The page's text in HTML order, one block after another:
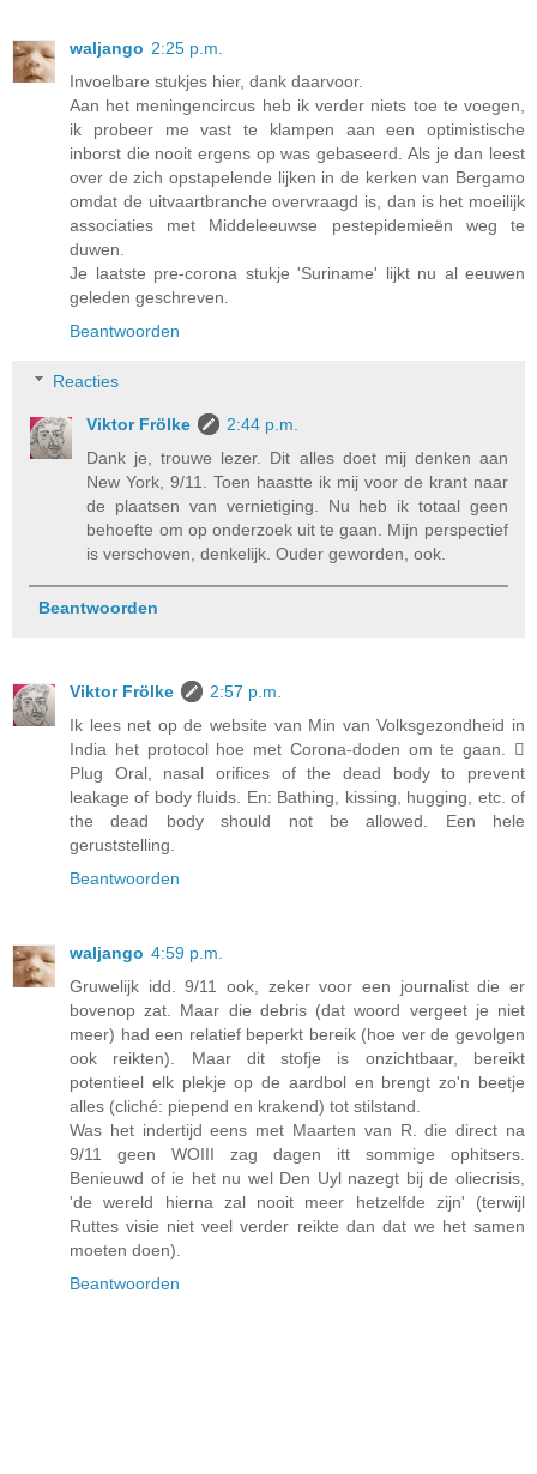
waljango 2:25 p.m.
Invoelbare stukjes hier, dank daarvoor.
Aan het meningencircus heb ik verder niets toe te voegen,
ik probeer me vast te klampen aan een optimistische
inborst die nooit ergens op was gebaseerd. Als je dan leest
over de zich opstapelende lijken in de kerken van Bergamo
omdat de uitvaartbranche overvraagd is, dan is het moeilijk
associaties met Middeleeuwse pestepidemieën weg te
duwen.
Je laatste pre-corona stukje 'Suriname' lijkt nu al eeuwen
geleden geschreven.
Beantwoorden
Reacties
Viktor Frölke
2:44 p.m.
Dank je, trouwe lezer. Dit alles doet mij denken aan
New York, 9/11. Toen haastte ik mij voor de krant naar
de plaatsen van vernietiging. Nu heb ik totaal geen
behoefte om op onderzoek uit te gaan. Mijn perspectief
is verschoven, denkelijk. Ouder geworden, ook.
Beantwoorden
Viktor Frölke
2:57 p.m.
Ik lees net op de website van Min van Volksgezondheid in
India het protocol hoe met Corona-doden om te gaan. 
Plug Oral, nasal orifices of the dead body to prevent
leakage of body fluids. En: Bathing, kissing, hugging, etc. of
the dead body should not be allowed. Een hele
geruststelling.
Beantwoorden
waljango 4:59 p.m.
Gruwelijk idd. 9/11 ook, zeker voor een journalist die er
bovenop zat. Maar die debris (dat woord vergeet je niet
meer) had een relatief beperkt bereik (hoe ver de gevolgen
ook reikten). Maar dit stofje is onzichtbaar, bereikt
potentieel elk plekje op de aardbol en brengt zo'n beetje
alles (cliché: piepend en krakend) tot stilstand.
Was het indertijd eens met Maarten van R. die direct na
9/11 geen WOIII zag dagen itt sommige ophitsers.
Benieuwd of ie het nu wel Den Uyl nazegt bij de oliecrisis,
'de wereld hierna zal nooit meer hetzelfde zijn' (terwijl
Ruttes visie niet veel verder reikte dan dat we het samen
moeten doen).
Beantwoorden